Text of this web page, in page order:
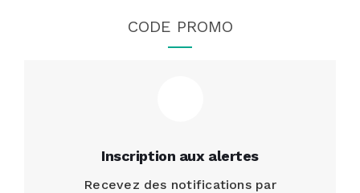
CODE PROMO
Inscription aux alertes
Recevez des notifications par